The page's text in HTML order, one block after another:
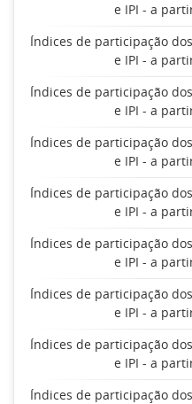
e IPI - a
Índices de participação
e IPI - a
Índices de participação
e IPI - a
Índices de participação
e IPI - a
Índices de participação
e IPI - a
Índices de participação
e IPI - a
Índices de participação
e IPI - a
Índices de participação
e IPI - a
Índices de participação